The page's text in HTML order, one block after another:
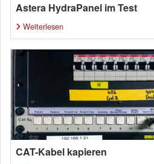
Astera HydraPanel im Test
Weiterlesen
CAT-Kabel kapieren